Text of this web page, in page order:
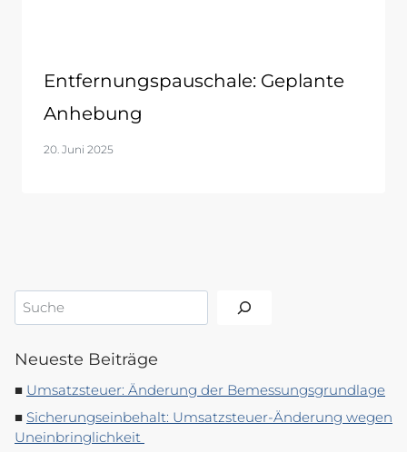
Entfernungspauschale: Geplante
Anhebung
20. Juni 2025
Suchen
Neueste Beiträge
Umsatzsteuer: Änderung der Bemessungsgrundlage
Sicherungseinbehalt: Umsatzsteuer-Änderung wegen
Uneinbringlichkeit